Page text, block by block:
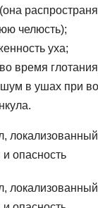
челюсть);
уха;
время
шум в ушах при